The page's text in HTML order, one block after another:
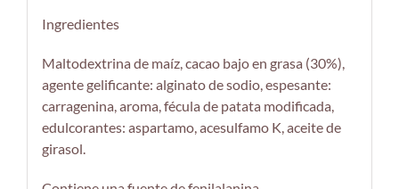
Ingredientes
Maltodextrina de maíz, cacao bajo en grasa (30%),
agente gelificante: alginato de sodio, espesante:
carragenina, aroma, fécula de patata modificada,
edulcorantes: aspartamo, acesulfamo K, aceite de
girasol.